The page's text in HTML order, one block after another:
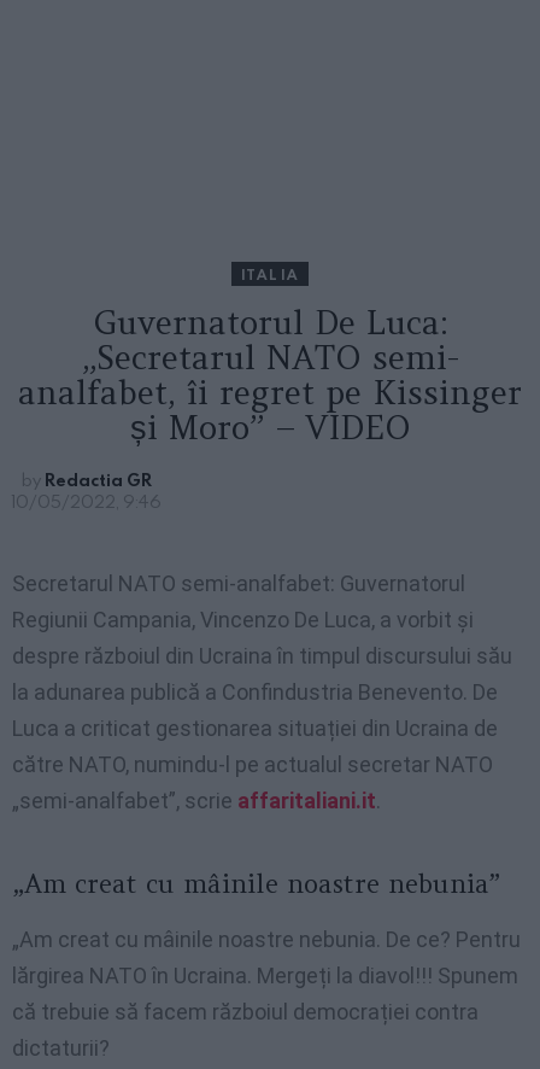
ITALIA
Guvernatorul De Luca:
„Secretarul NATO semi-
analfabet, îi regret pe Kissinger
și Moro” – VIDEO
by Redactia GR
10/05/2022, 9:46
Secretarul NATO semi-analfabet: Guvernatorul
Regiunii Campania, Vincenzo De Luca, a vorbit și
despre războiul din Ucraina în timpul discursului său
la adunarea publică a Confindustria Benevento. De
Luca a criticat gestionarea situației din Ucraina de
către NATO, numindu-l pe actualul secretar NATO
„semi-analfabet”, scrie affaritaliani.it.
„Am creat cu mâinile noastre nebunia”
„Am creat cu mâinile noastre nebunia. De ce? Pentru
lărgirea NATO în Ucraina. Mergeți la diavol!!! Spunem
că trebuie să facem războiul democrației contra
dictaturii?